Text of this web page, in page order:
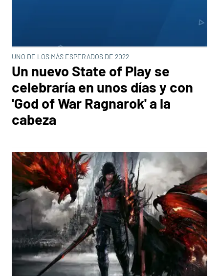
UNO DE LOS MÁS ESPERADOS DE 2022
Un nuevo State of Play se
celebraría en unos días y con
'God of War Ragnarok' a la
cabeza